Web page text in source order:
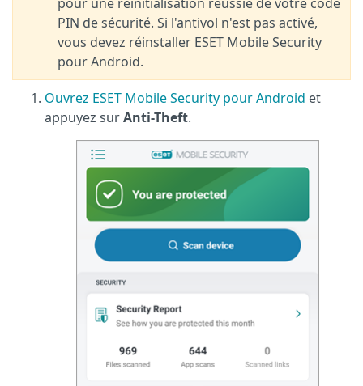
PIN de sécurité. Si l'antivol n'est pas activé,
vous devez réinstaller ESET Mobile Security
pour Android.
Ouvrez ESET Mobile Security pour Android et
appuyez surAnti-Theft.